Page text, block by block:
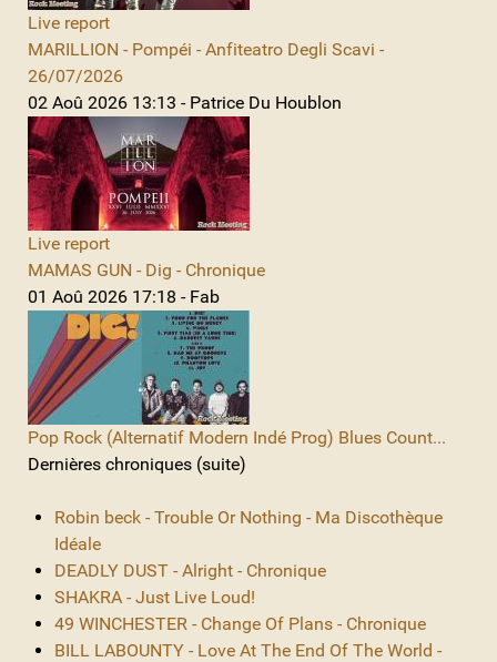
Live report
MARILLION - Pompéi - Anfiteatro Degli Scavi -
26/07/2026
02 Aoû 2026 13:13 - Patrice Du Houblon
Live report
MAMAS GUN - Dig - Chronique
01 Aoû 2026 17:18 - Fab
Pop Rock (Alternatif Modern Indé Prog) Blues Count...
Dernières chroniques (suite)
Robin beck - Trouble Or Nothing - Ma Discothèque
Idéale
DEADLY DUST - Alright - Chronique
SHAKRA - Just Live Loud!
49 WINCHESTER - Change Of Plans - Chronique
BILL LABOUNTY - Love At The End Of The World -